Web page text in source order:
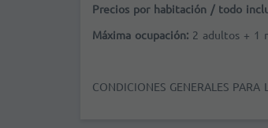
Precios por habitación / todo
Máxima ocupación: 2 adultos + 1
CONDICIONES GENERALES PARA